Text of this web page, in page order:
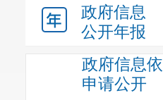
政府信息
公开年报
政府信息依
申请公开